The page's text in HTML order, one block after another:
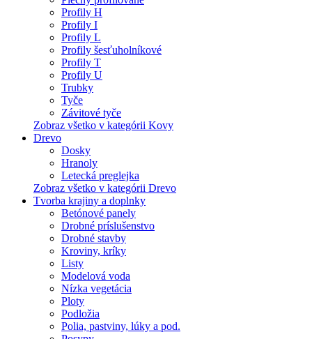
Profily H
Profily I
Profily L
Profily šesťuholníkové
Profily T
Profily U
Trubky
Tyče
Závitové tyče
Zobraz všetko v kategórii Kovy
Drevo
Dosky
Hranoly
Letecká preglejka
Zobraz všetko v kategórii Drevo
Tvorba krajiny a doplnky
Betónové panely
Drobné príslušenstvo
Drobné stavby
Kroviny, kríky
Listy
Modelová voda
Nízka vegetácia
Ploty
Podložia
Polia, pastviny, lúky a pod.